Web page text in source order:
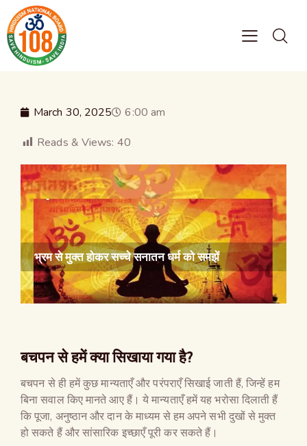
March 30, 2025
6:00 am
Reads & Views: 40
भ्रम से मुक्त होकर सच्चे सनातन धर्म को समझें
बचपन से हमें क्या सिखाया गया है?
बचपन से ही हमें कुछ मान्यताएँ और परंपराएँ सिखाई जाती हैं, जिन्हें हम
बिना सवाल किए मानते आए हैं। ये मान्यताएँ हमें यह भरोसा दिलाती हैं
कि पूजा, अनुष्ठान और दान के माध्यम से हम अपने सभी दुखों से मुक्त
हो सकते हैं और सांसारिक इच्छाएँ पूरी कर सकते हैं।